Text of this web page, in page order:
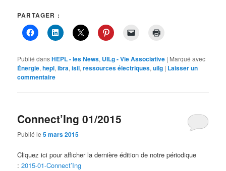
PARTAGER :
Publié dansHEPL - les News, UILg - Vie Associative | Marqué avec
Énergie,hepl,ibra,isil,ressources électriques,uilg | Laisser un
commentaire
Connect’Ing 01/2015
Publié le5 mars 2015
Cliquez ici pour afficher la dernière édition de notre périodique
:2015-01-Connect’Ing